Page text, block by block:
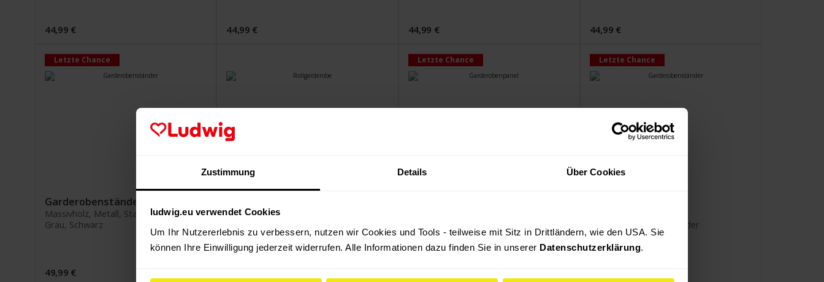
Zustimmung Details Über Cookies
ludwig.eu verwendet Cookies
Um Ihr Nutzererlebnis zu verbessern, nutzen wir Cookies und Tools - teilweise mit Sitz in Drittländern, wie den USA. Sie
können Ihre Einwilligung jederzeit widerrufen. Alle Informationen dazu finden Sie in unserer Datenschutzerklärung.
44,99 € 44,99 € 44,99 € 44,99 €
Letzte Chance
Garderobenständer
Massivholz, Metall, Stahlrohr
Grau, Schwarz
49,99 €
Stahlrohr alufarben
Letzte Chance Letzte Chance
Integrierter Schirmständer